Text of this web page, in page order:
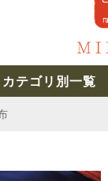
カテゴリ別一覧